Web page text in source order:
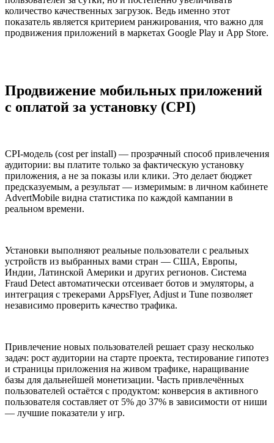
количество качественных загрузок. Ведь именно этот
показатель является критерием ранжирования, что важно для
продвижения приложений в маркетах Google Play и App Store.
Продвижение мобильных приложений
с оплатой за установку (CPI)
CPI-модель (cost per install) — прозрачный способ привлечения
аудитории: вы платите только за фактическую установку
приложения, а не за показы или клики. Это делает бюджет
предсказуемым, а результат — измеримым: в личном кабинете
AdvertMobile видна статистика по каждой кампании в
реальном времени.
Установки выполняют реальные пользователи с реальных
устройств из выбранных вами стран — США, Европы,
Индии, Латинской Америки и других регионов. Система
Fraud Detect автоматически отсеивает ботов и эмуляторы, а
интеграция с трекерами AppsFlyer, Adjust и Tune позволяет
независимо проверить качество трафика.
Привлечение новых пользователей решает сразу несколько
задач: рост аудитории на старте проекта, тестирование гипотез
и страницы приложения на живом трафике, наращивание
базы для дальнейшей монетизации. Часть привлечённых
пользователей остаётся с продуктом: конверсия в активного
пользователя составляет от 5% до 37% в зависимости от ниши
— лучшие показатели у игр.